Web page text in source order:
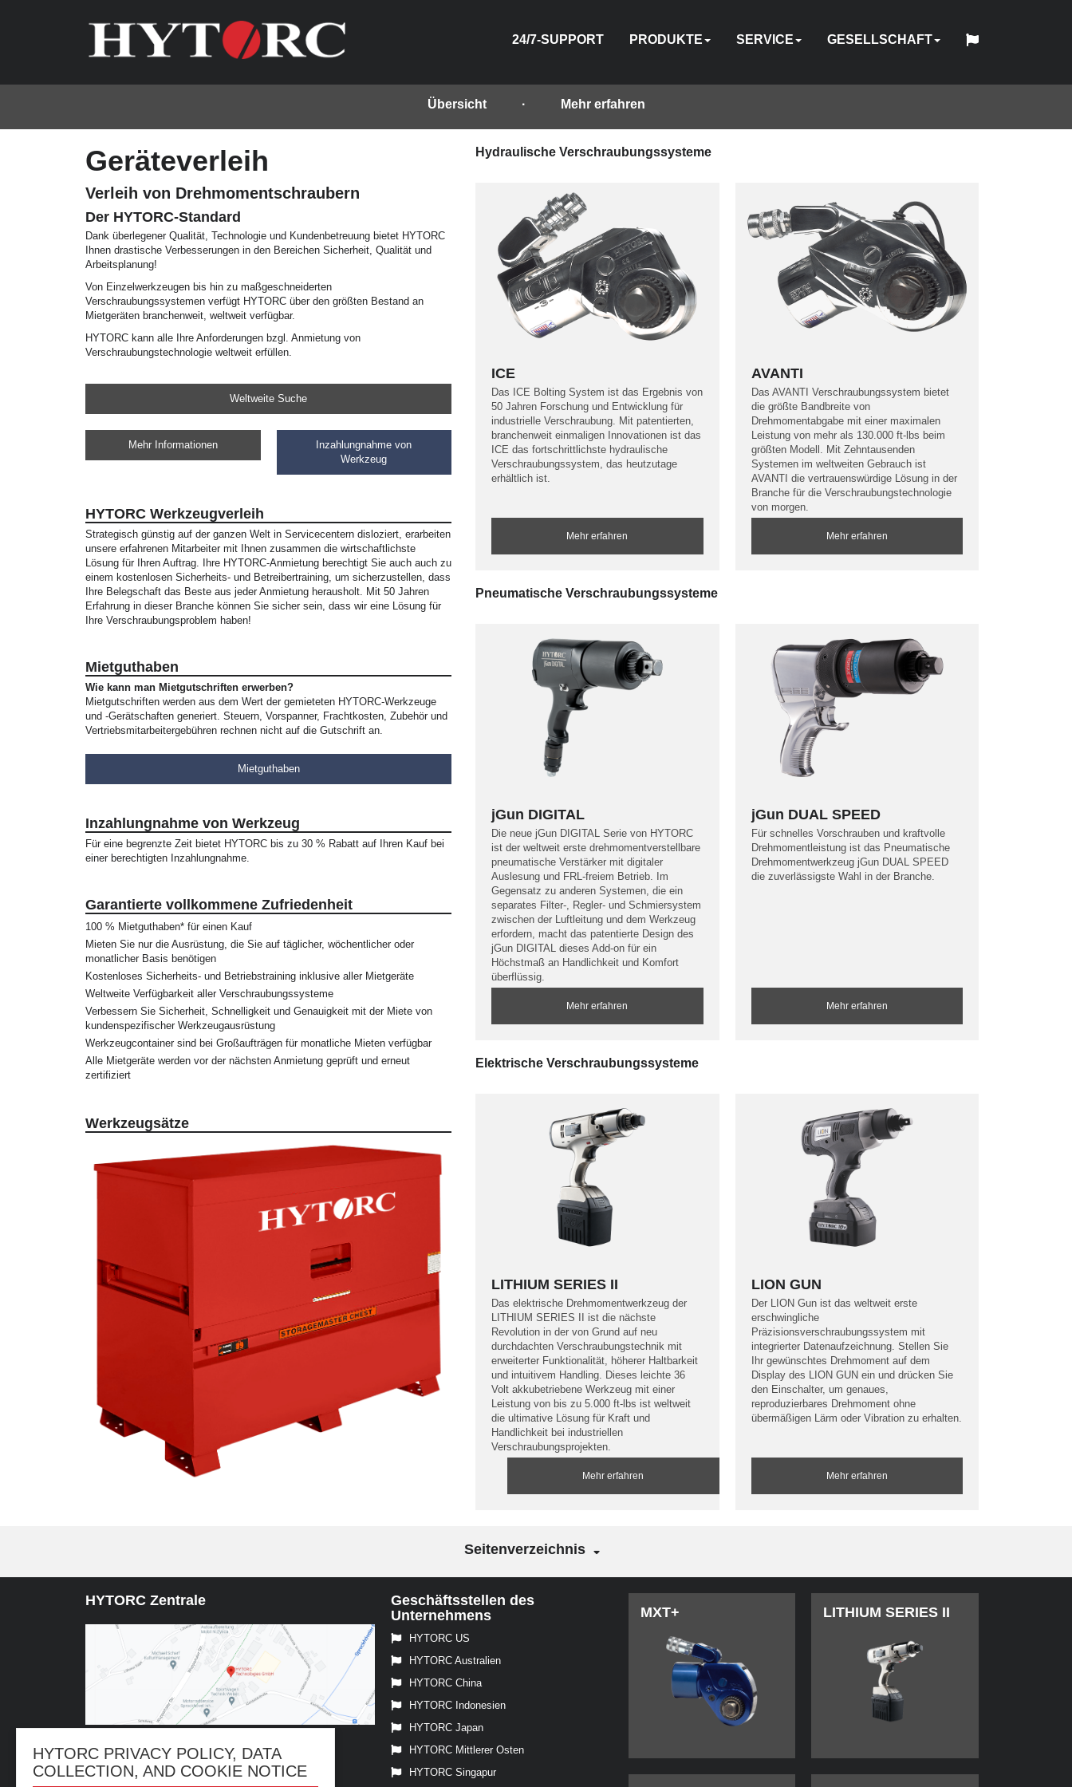
HYTORC PRIVACY POLICY, DATA
COLLECTION, AND COOKIE NOTICE
24/7-SUPPORT PRODUKTE SERVICE
&
KALIBRIERUNG
-
ECHNIK
SOFTWARE
IN
CARE
SCHULUNG
GESELLSCHAFT
UNS STANDARD
Übersicht Mehr erfahren
Geräteverleih
Verleih von Drehmomentschraubern
Der HYTORC-Standard
Dank überlegener Qualität, Technologie und Kundenbetreuung bietet HYTORC
Ihnen drastische Verbesserungen in den Bereichen Sicherheit, Qualität und
Arbeitsplanung!
Von Einzelwerkzeugen bis hin zu maßgeschneiderten
Verschraubungssystemen verfügt HYTORC über den größten Bestand an
Mietgeräten branchenweit, weltweit verfügbar.
HYTORC kann alle Ihre Anforderungen bzgl. Anmietung von
Verschraubungstechnologie weltweit erfüllen.
Weltweite Suche
Mehr Informationen
Inzahlungnahme von
Werkzeug
HYTORC Werkzeugverleih
Strategisch günstig auf der ganzen Welt in Servicecentern disloziert, erarbeiten
unsere erfahrenen Mitarbeiter mit Ihnen zusammen die wirtschaftlichste
Lösung für Ihren Auftrag. Ihre HYTORC-Anmietung berechtigt Sie auch auch zu
einem kostenlosen Sicherheits- und Betreibertraining, um sicherzustellen, dass
Ihre Belegschaft das Beste aus jeder Anmietung herausholt. Mit 50 Jahren
Erfahrung in dieser Branche können Sie sicher sein, dass wir eine Lösung für
Ihre Verschraubungsproblem haben!
Mietguthaben
Wie kann man Mietgutschriften erwerben?
Mietgutschriften werden aus dem Wert der gemieteten HYTORC-Werkzeuge
und -Gerätschaften generiert. Steuern, Vorspanner, Frachtkosten, Zubehör und
Vertriebsmitarbeitergebühren rechnen nicht auf die Gutschrift an.
Mietguthaben
Inzahlungnahme von Werkzeug
Für eine begrenzte Zeit bietet HYTORC bis zu 30 % Rabatt auf Ihren Kauf bei
einer berechtigten Inzahlungnahme.
Garantierte vollkommene Zufriedenheit
100 % Mietguthaben* für einen Kauf
Mieten Sie nur die Ausrüstung, die Sie auf täglicher, wöchentlicher oder
monatlicher Basis benötigen
Kostenloses Sicherheits- und Betriebstraining inklusive aller Mietgeräte
Weltweite Verfügbarkeit aller Verschraubungssysteme
Verbessern Sie Sicherheit, Schnelligkeit und Genauigkeit mit der Miete von
kundenspezifischer Werkzeugausrüstung
Werkzeugcontainer sind bei Großaufträgen für monatliche Mieten verfügbar
Alle Mietgeräte werden vor der nächsten Anmietung geprüft und erneut
zertifiziert
Werkzeugsätze
Hydraulische Verschraubungssysteme
ICE
Das ICE Bolting System ist das Ergebnis von
50 Jahren Forschung und Entwicklung für
industrielle Verschraubung. Mit patentierten,
branchenweit einmaligen Innovationen ist das
ICE das fortschrittlichste hydraulische
Verschraubungssystem, das heutzutage
erhältlich ist.
Mehr erfahren
AVANTI
Das AVANTI Verschraubungssystem bietet
die größte Bandbreite von
Drehmomentabgabe mit einer maximalen
Leistung von mehr als 130.000 ft-lbs beim
größten Modell. Mit Zehntausenden
Systemen im weltweiten Gebrauch ist
AVANTI die vertrauenswürdige Lösung in der
Branche für die Verschraubungstechnologie
von morgen.
Mehr erfahren
Pneumatische Verschraubungssysteme
jGun DIGITAL
Die neue jGun DIGITAL Serie von HYTORC
ist der weltweit erste drehmomentverstellbare
pneumatische Verstärker mit digitaler
Auslesung und FRL-freiem Betrieb. Im
Gegensatz zu anderen Systemen, die ein
separates Filter-, Regler- und Schmiersystem
zwischen der Luftleitung und dem Werkzeug
erfordern, macht das patentierte Design des
jGun DIGITAL dieses Add-on für ein
Höchstmaß an Handlichkeit und Komfort
überflüssig.
Mehr erfahren
jGun DUAL SPEED
Für schnelles Vorschrauben und kraftvolle
Drehmomentleistung ist das Pneumatische
Drehmomentwerkzeug jGun DUAL SPEED
die zuverlässigste Wahl in der Branche.
Mehr erfahren
Elektrische Verschraubungssysteme
LITHIUM SERIES II
Das elektrische Drehmomentwerkzeug der
LITHIUM SERIES II ist die nächste
Revolution in der von Grund auf neu
durchdachten Verschraubungstechnik mit
erweiterter Funktionalität, höherer Haltbarkeit
und intuitivem Handling. Dieses leichte 36
Volt akkubetriebene Werkzeug mit einer
Leistung von bis zu 5.000 ft-lbs ist weltweit
die ultimative Lösung für Kraft und
Handlichkeit bei industriellen
Verschraubungsprojekten.
Mehr erfahren
LION GUN
Der LION Gun ist das weltweit erste
erschwingliche
Präzisionsverschraubungssystem mit
integrierter Datenaufzeichnung. Stellen Sie
Ihr gewünschtes Drehmoment auf dem
Display des LION GUN ein und drücken Sie
den Einschalter, um genaues,
reproduzierbares Drehmoment ohne
übermäßigen Lärm oder Vibration zu erhalten.
Mehr erfahren
Seitenverzeichnis
HYTORC Zentrale
Kleinbeckstraße 3-17, 45549 Sprockhövel, Germany
+1 201-512-9500
Geschäftsstellen des
Unternehmens
HYTORC US
HYTORC Australien
HYTORC China
HYTORC Indonesien
HYTORC Japan
HYTORC Mittlerer Osten
HYTORC Singapur
MXT+ LITHIUM SERIES II